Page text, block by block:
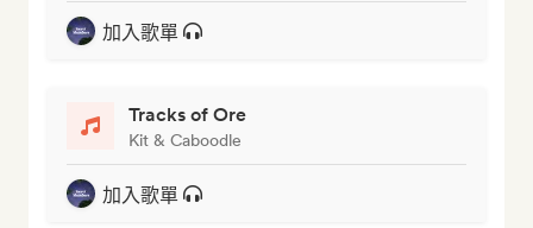
加入歌單
Tracks of Ore
Kit & Caboodle
加入歌單